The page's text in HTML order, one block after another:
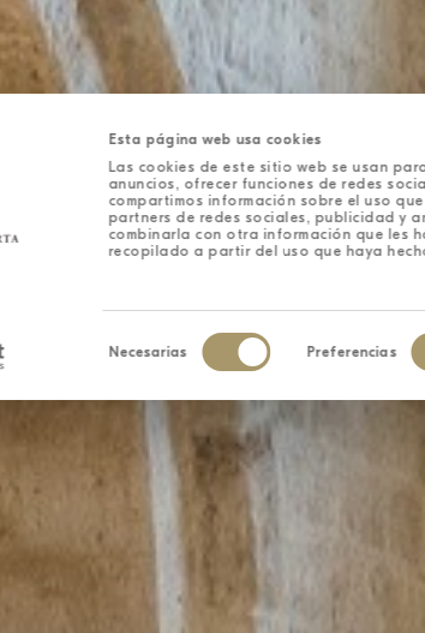
Esta página web usa cookies
Las cookies de este sitio web se usan
anuncios, ofrecer funciones de redes
compartimos información sobre el uso
partners de redes sociales, publicidad y
combinarla con otra información que les
recopilado a partir del uso que haya
de
consentimiento
Necesarias Preferencias